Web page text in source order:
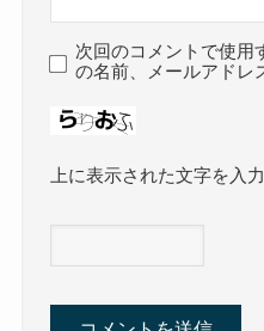
次回のコメントで使用
の名前、メールアドレ
上に表示された文字を入